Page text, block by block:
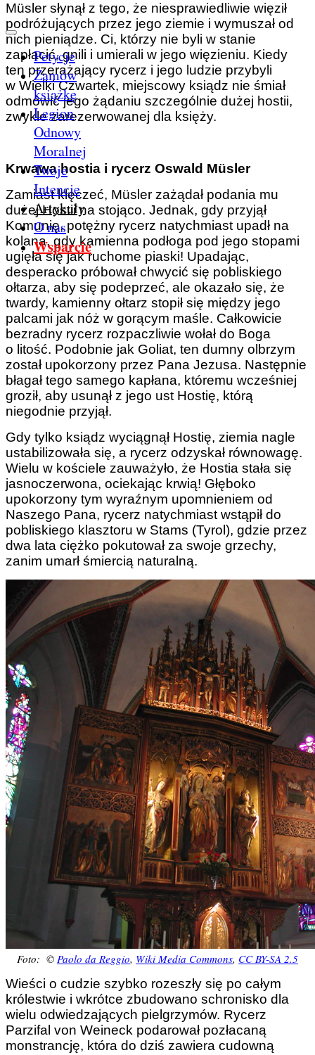
Petycje
Zamów
książkę
Legion
Odnowy
Moralnej
Twoje
Intencje
Artykuły
O nas
Wsparcie
Müsler słynął z tego, że niesprawiedliwie więził
podróżujących przez jego ziemie i wymuszał od
nich pieniądze. Ci, którzy nie byli w stanie
zapłacić, gnili i umierali w jego więzieniu. Kiedy
ten przerażający rycerz i jego ludzie przybyli
w Wielki Czwartek, miejscowy ksiądz nie śmiał
odmówić jego żądaniu szczególnie dużej hostii,
zwykle zarezerwowanej dla księży.
Krwawa hostia i rycerz Oswald Müsler
Zamiast klęczeć, Müsler zażądał podania mu
dużej Hostii na stojąco. Jednak, gdy przyjął
Komunię, potężny rycerz natychmiast upadł na
kolana, gdy kamienna podłoga pod jego stopami
ugięła się jak ruchome piaski! Upadając,
desperacko próbował chwycić się pobliskiego
ołtarza, aby się podeprzeć, ale okazało się, że
twardy, kamienny ołtarz stopił się między jego
palcami jak nóż w gorącym maśle. Całkowicie
bezradny rycerz rozpaczliwie wołał do Boga
o litość. Podobnie jak Goliat, ten dumny olbrzym
został upokorzony przez Pana Jezusa. Następnie
błagał tego samego kapłana, któremu wcześniej
groził, aby usunął z jego ust Hostię, którą
niegodnie przyjął.
Gdy tylko ksiądz wyciągnął Hostię, ziemia nagle
ustabilizowała się, a rycerz odzyskał równowagę.
Wielu w kościele zauważyło, że Hostia stała się
jasnoczerwona, ociekając krwią! Głęboko
upokorzony tym wyraźnym upomnieniem od
Naszego Pana, rycerz natychmiast wstąpił do
pobliskiego klasztoru w Stams (Tyrol), gdzie przez
dwa lata ciężko pokutował za swoje grzechy,
zanim umarł śmiercią naturalną.
Foto: © Paolo da Reggio, Wiki Media Commons, CC BY-SA 2.5
Wieści o cudzie szybko rozeszły się po całym
królestwie i wkrótce zbudowano schronisko dla
wielu odwiedzających pielgrzymów. Rycerz
Parzifal von Weineck podarował pozłacaną
monstrancję, która do dziś zawiera cudowną